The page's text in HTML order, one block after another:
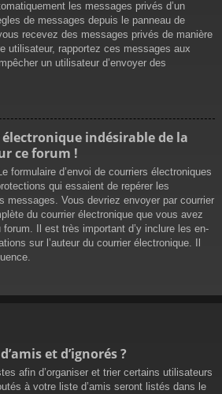
les messages privés d’un
de messages depuis le panneau de
recevez des messages privés de manière
utilisateur, rapportez ces messages aux
un utilisateur d’envoyer des
électronique indésirable de la
ce forum !
formulaire d’envoi de courriers électroniques
qui essaient de repérer les
messages. Vous devriez envoyer par courrier
du courrier électronique que vous avez
Il est très important d’y inclure les en-
sur l’auteur du courrier électronique. Il
et d’ignorés ?
afin d’organiser et trier certains utilisateurs
à votre liste d’amis seront listés dans le